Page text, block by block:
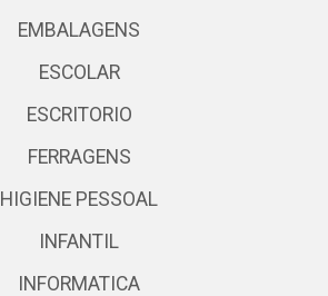
EMBALAGENS
ESCOLAR
ESCRITORIO
FERRAGENS
HIGIENE PESSOAL
INFANTIL
INFORMATICA